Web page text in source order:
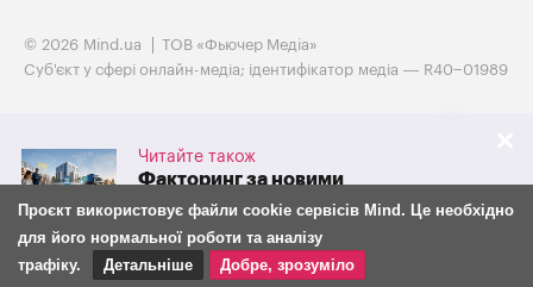
Читайте також
Факторинг за новими
правилами: що з 30 липня
змінилося для бізнесу та
фінансових компаній
© 2026 Mind.ua
ТОВ «Фьючер Медiа»
Cуб'єкт у сфері онлайн-медіа; ідентифікатор медіа — R40−01989
Проєкт використовує файли cookie сервісів Mind. Це необхідно
для його нормальної роботи та аналізу
трафіку.
Детальніше Добре, зрозуміло